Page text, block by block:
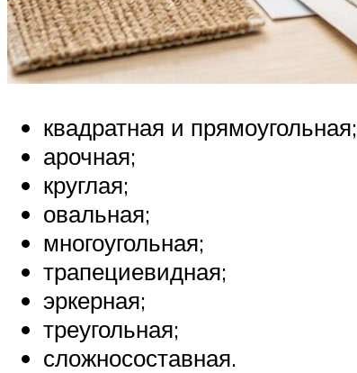
квадратная и прямоугольная;
арочная;
круглая;
овальная;
многоугольная;
трапециевидная;
эркерная;
треугольная;
сложносоставная.